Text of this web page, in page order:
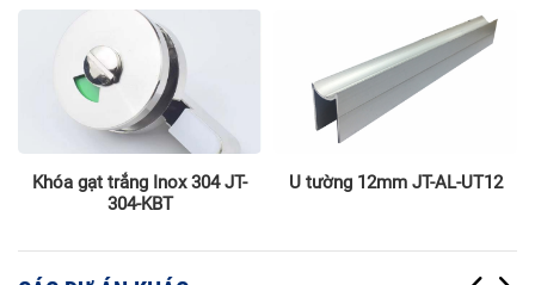
Khóa gạt trắng Inox 304 JT-
304-KBT
U tường 12mm JT-AL-UT12